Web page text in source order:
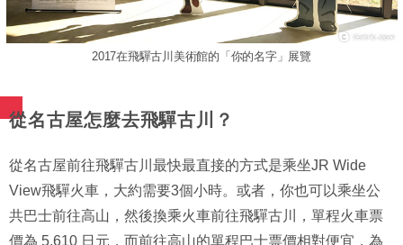
2017在飛驒古川美術館的「你的名字」展覽
從名古屋怎麼去飛驒古川？
從名古屋前往飛驒古川最快最直接的方式是乘坐JR Wide
View飛驒火車，大約需要3個小時。或者，你也可以乘坐公
共巴士前往高山，然後換乘火車前往飛驒古川，單程火車票
價為 5,610 日元，而前往高山的單程巴士票價相對便宜，為